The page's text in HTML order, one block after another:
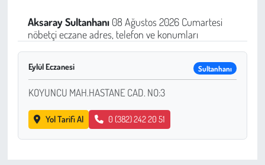
AksaraySultanhanı08 Ağustos 2026 Cumartesi
nöbetçi eczane adres, telefon ve konumları
Eylül Eczanesi Sultanhanı
KOYUNCU MAH.HASTANE CAD. NO:3
Yol Tarifi Al 0 (382) 242 20 51
Sağlık
Kadın
Emek
Spor
Çocuk